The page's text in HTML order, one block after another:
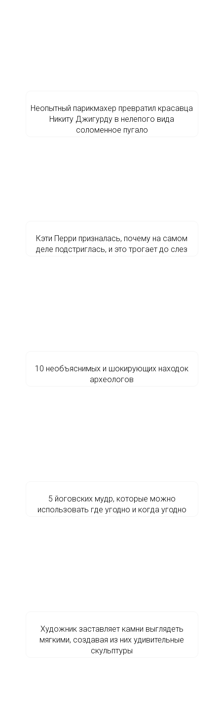
Неопытный парикмахер превратил красавца
Никиту Джигурду в нелепого вида
соломенное пугало
Кэти Перри призналась, почему на самом
деле подстриглась, и это трогает до слез
10 необъяснимых и шокирующих находок
археологов
5 йоговских мудр, которые можно
использовать где угодно и когда угодно
Художник заставляет камни выглядеть
мягкими, создавая из них удивительные
скульптуры